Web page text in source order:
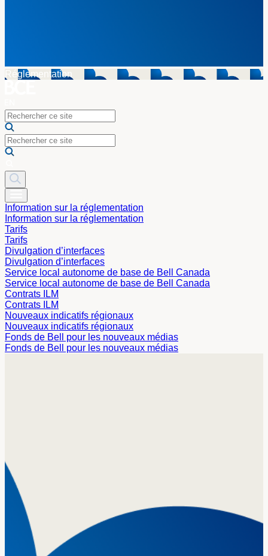
Réglementation
Information sur la réglementation
Information sur la réglementation
Tarifs
Tarifs
Divulgation d’interfaces
Divulgation d’interfaces
Service local autonome de base de Bell Canada
Service local autonome de base de Bell Canada
Contrats ILM
Contrats ILM
Nouveaux indicatifs régionaux
Nouveaux indicatifs régionaux
Fonds de Bell pour les nouveaux médias
Fonds de Bell pour les nouveaux médias